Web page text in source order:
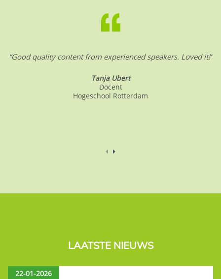
“Good quality content from experienced speakers. Loved it!”
Tanja Ubert
Docent
Hogeschool Rotterdam
LAATSTE NIEUWS
22-01-2026